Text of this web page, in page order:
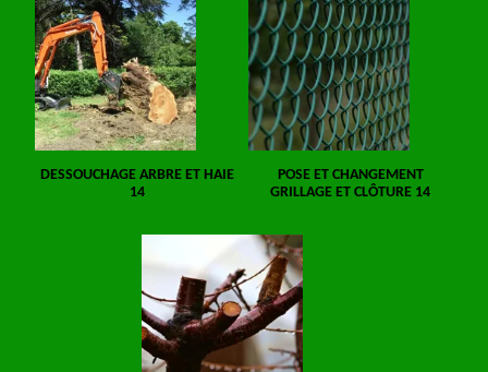
DESSOUCHAGE ARBRE ET HAIE
14
POSE ET CHANGEMENT
GRILLAGE ET CLÔTURE 14